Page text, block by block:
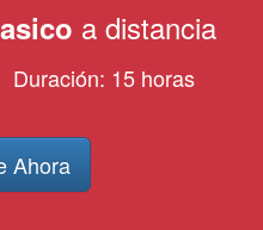
fechas, etc. Diseño de
las tablas, columnas y filas.
fórmulas de Excel.
cómo se utilizan. Funciones
a distancia
Duración: 15 horas
Ahora